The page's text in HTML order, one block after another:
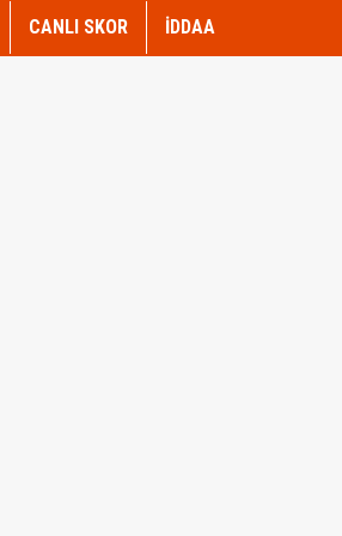
CANLI SKOR İDDAA